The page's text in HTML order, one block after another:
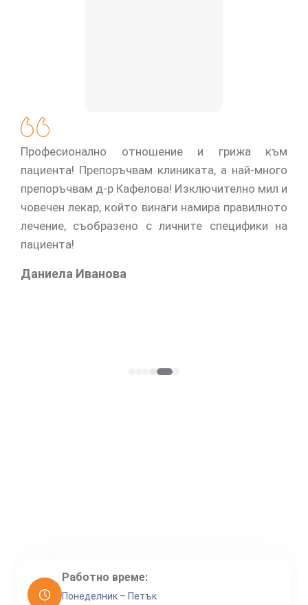
Професионално отношение и грижа към
пациента! Препоръчвам клиниката, а най-много
препоръчвам д-р Кафелова! Изключително мил и
човечен лекар, който винаги намира правилното
лечение, съобразено с личните специфики на
пациента!
Даниела Иванова
Работно време:
Понеделник – Петък